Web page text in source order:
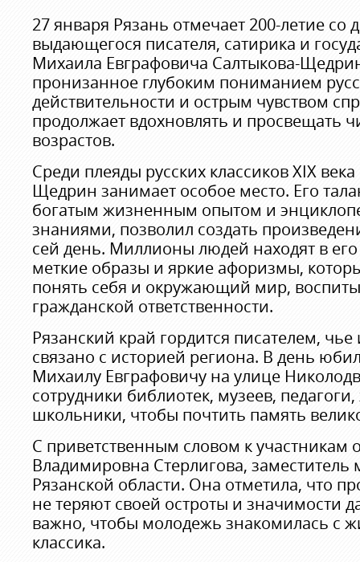
27 января Рязань отмечает 200-летие со
выдающегося писателя, сатирика и
Михаила Евграфовича Салтыкова-
пронизанное глубоким пониманием
действительности и острым чувством
продолжает вдохновлять и просвещать
возрастов.
Среди плеяды русских классиков XIX
Щедрин занимает особое место. Его
богатым жизненным опытом и
знаниями, позволил создать
сей день. Миллионы людей находят в его
меткие образы и яркие афоризмы,
понять себя и окружающий мир,
гражданской ответственности.
Рязанский край гордится писателем,
связано с историей региона. В день
Михаилу Евграфовичу на улице
сотрудники библиотек, музеев,
школьники, чтобы почтить память
С приветственным словом к участникам
Владимировна Стерлигова, заместитель
Рязанской области. Она отметила, что
не теряют своей остроты и значимости
важно, чтобы молодежь знакомилась с
классика.